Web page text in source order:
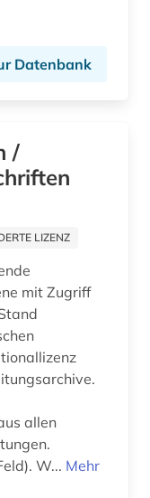
Datenbank
/
LIZENZ
mit Zugriff
allen
(Liste/Links darunter im selben Feld). W... Mehr